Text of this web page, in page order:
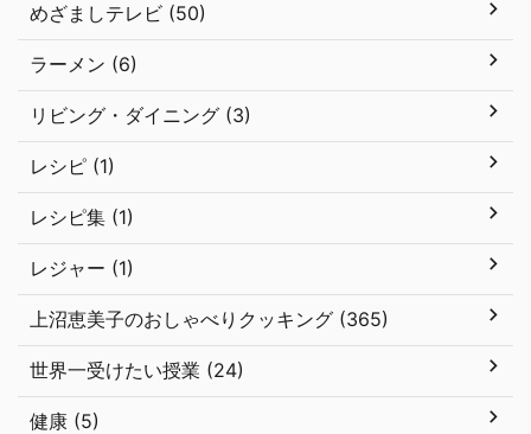
めざましテレビ (50)
ラーメン (6)
リビング・ダイニング (3)
レシピ (1)
レシピ集 (1)
レジャー (1)
上沼恵美子のおしゃべりクッキング (365)
世界一受けたい授業 (24)
健康 (5)